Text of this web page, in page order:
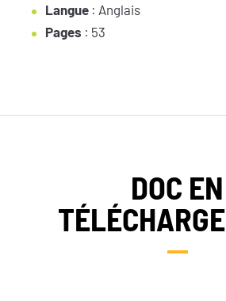
Langue : Anglais
Pages : 53
DOC EN